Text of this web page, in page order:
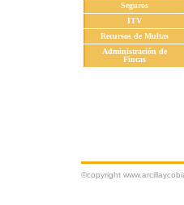
Seguros
ITV
Recursos de Multas
Administración de
Fincas
©copyright